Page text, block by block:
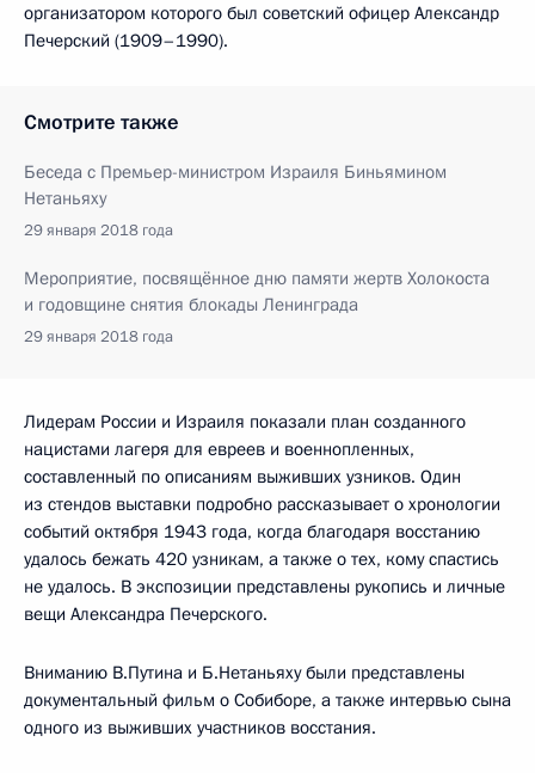
организатором которого был советский офицер Александр
Печерский (1909–1990).
Смотрите также
Беседа с Премьер-министром Израиля Биньямином
Нетаньяху
29 января 2018 года
Мероприятие, посвящённое дню памяти жертв Холокоста
и годовщине снятия блокады Ленинграда
29 января 2018 года
Лидерам России и Израиля показали план созданного
нацистами лагеря для евреев и военнопленных,
составленный по описаниям выживших узников. Один
из стендов выставки подробно рассказывает о хронологии
событий октября 1943 года, когда благодаря восстанию
удалось бежать 420 узникам, а также о тех, кому спастись
не удалось. В экспозиции представлены рукопись и личные
вещи Александра Печерского.
Вниманию В.Путина и Б.Нетаньяху были представлены
документальный фильм о Собиборе, а также интервью сына
одного из выживших участников восстания.